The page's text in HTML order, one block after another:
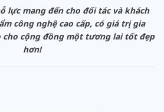
lực mang đến cho đối tác và khách
công nghệ cao cấp, có giá trị gia
cho cộng đồng một tương lai tốt đẹp
hơn!